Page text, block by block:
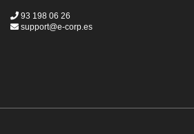
93 198 06 26
support@e-corp.es